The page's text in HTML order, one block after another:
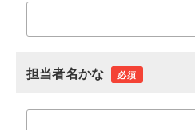
担当者名かな 必須